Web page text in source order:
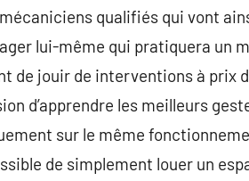
mécaniciens qualifiés qui vont
lui-même qui pratiquera un
de jouir de interventions à prix
d’apprendre les meilleurs
sur le même
de simplement louer un